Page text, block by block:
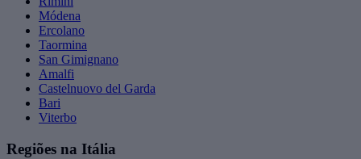
Módena
Ercolano
Taormina
San Gimignano
Amalfi
Castelnuovo del Garda
Bari
Viterbo
Regiões na Itália